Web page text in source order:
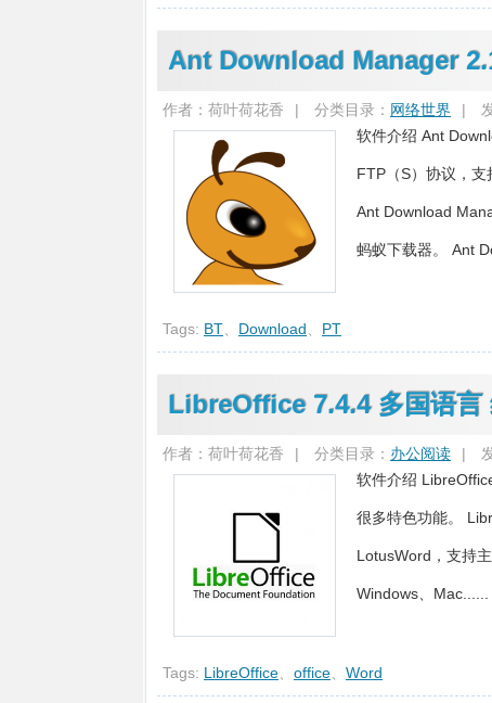
Ant Download Manager
作者：荷叶荷花香 | 分类目录： 网络世界 |
软件介绍 Ant
FTP（S）协议，支
Ant Download
蚂蚁下载器。 Ant
Tags: BT Download PT
LibreOffice 7.4.4 多国语言
作者：荷叶荷花香 | 分类目录： 办公阅读 |
软件介绍
很多特色功能。
LotusWord，支持
Windows、Mac......
Tags: LibreOffice office Word